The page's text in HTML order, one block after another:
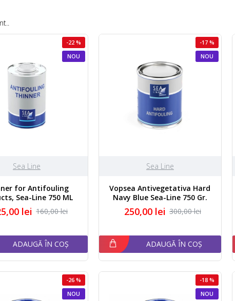
NOU
-22 %
Sea Line
for Antifouling
Sea-Line 750 ML
lei 160,00 lei
ADAUGĂ ÎN COȘ
NOU
-17 %
Sea Line
Vopsea Antivegetativa Hard
Navy Blue Sea-Line 750 Gr.
250,00 lei 300,00 lei
ADAUGĂ ÎN COȘ
NOU
-26 %
NOU
-18 %